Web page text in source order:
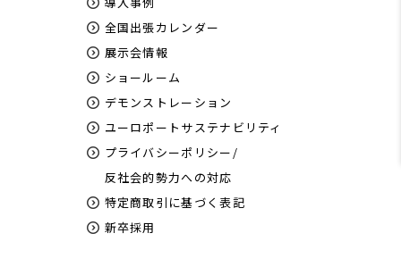
全国出張カレンダー
展示会情報
ショールーム
デモンストレーション
ユーロポートサステナビリティ
プライバシーポリシー/
反社会的勢力への対応
特定商取引に基づく表記
新卒採用